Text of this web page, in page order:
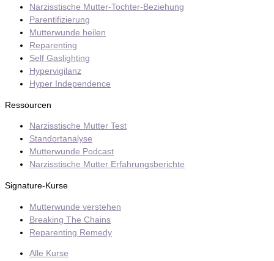
Narzisstische Mutter-Tochter-Beziehung
Parentifizierung
Mutterwunde heilen
Reparenting
Self Gaslighting
Hypervigilanz
Hyper Independence
Ressourcen
Narzisstische Mutter Test
Standortanalyse
Mutterwunde Podcast
Narzisstische Mutter Erfahrungsberichte
Signature-Kurse
Mutterwunde verstehen
Breaking The Chains
Reparenting Remedy
Alle Kurse